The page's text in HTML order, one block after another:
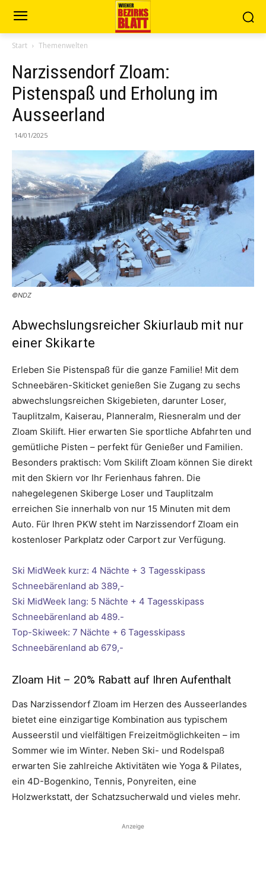
Start Themenwelten
Narzissendorf Zloam:
Pistenspaß und Erholung im
Ausseerland
14/01/2025
©NDZ
Abwechslungsreicher Skiurlaub mit nur
einer Skikarte
Erleben Sie Pistenspaß für die ganze Familie! Mit dem
Schneebären-Skiticket genießen Sie Zugang zu sechs
abwechslungsreichen Skigebieten, darunter Loser,
Tauplitzalm, Kaiserau, Planneralm, Riesneralm und der
Zloam Skilift. Hier erwarten Sie sportliche Abfahrten und
gemütliche Pisten – perfekt für Genießer und Familien.
Besonders praktisch: Vom Skilift Zloam können Sie direkt
mit den Skiern vor Ihr Ferienhaus fahren. Die
nahegelegenen Skiberge Loser und Tauplitzalm
erreichen Sie innerhalb von nur 15 Minuten mit dem
Auto. Für Ihren PKW steht im Narzissendorf Zloam ein
kostenloser Parkplatz oder Carport zur Verfügung.
Ski MidWeek kurz: 4 Nächte + 3 Tagesskipass
Schneebärenland ab 389,-
Ski MidWeek lang: 5 Nächte + 4 Tagesskipass
Schneebärenland ab 489.-
Top-Skiweek: 7 Nächte + 6 Tagesskipass
Schneebärenland ab 679,-
Zloam Hit – 20% Rabatt auf Ihren Aufenthalt
Das Narzissendorf Zloam im Herzen des Ausseerlandes
bietet eine einzigartige Kombination aus typischem
Ausseerstil und vielfältigen Freizeitmöglichkeiten – im
Sommer wie im Winter. Neben Ski- und Rodelspaß
erwarten Sie zahlreiche Aktivitäten wie Yoga & Pilates,
ein 4D-Bogenkino, Tennis, Ponyreiten, eine
Holzwerkstatt, der Schatzsucherwald und vieles mehr.
Anzeige